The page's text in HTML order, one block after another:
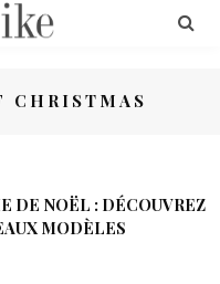
CHRISTMAS
DE NOËL : DÉCOUVREZ
MODÈLES